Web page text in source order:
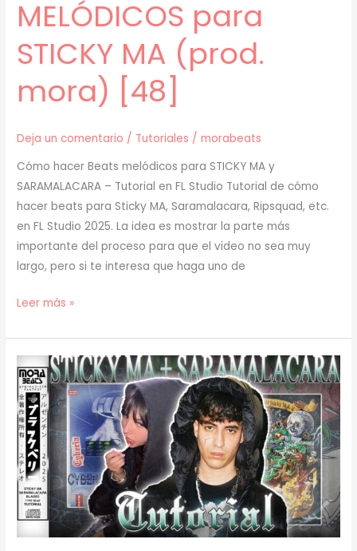
MELÓDICOS para
STICKY MA (prod.
mora) [48]
Deja un comentario / Tutoriales /morabeats
Cómo hacer Beats melódicos para STICKY MA y
SARAMALACARA – Tutorial en FL Studio Tutorial de cómo
hacer beats para Sticky MA, Saramalacara, Ripsquad, etc.
en FL Studio 2025. La idea es mostrar la parte más
importante del proceso para que el video no sea muy
largo, pero si te interesa que haga uno de
[
]
Cómo
Hacer
BEATS
MELÓDICOS
para
STICKY
MA
(prod.
mora)
[48]
Leer más »